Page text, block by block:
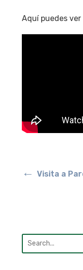
Aquí puedes
← Visita a